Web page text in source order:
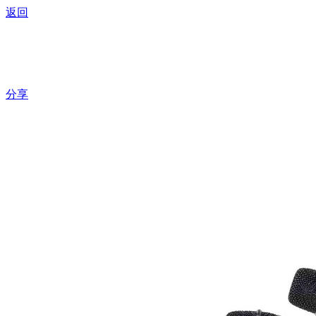
返回
分享